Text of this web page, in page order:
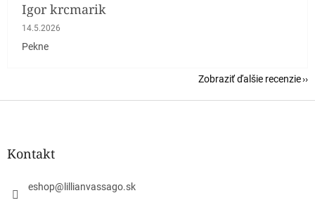
Igor krcmarik
Hodnotenie obchodu je 5 z 5 hviezdičiek.
14.5.2026
Pekne
Zobraziť ďalšie recenzie
Z
Kontakt
eshop@ lillianvassago.sk